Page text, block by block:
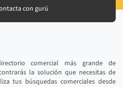
con gurú
comercial más grande de
la solución que necesitas de
tus búsquedas comerciales desde